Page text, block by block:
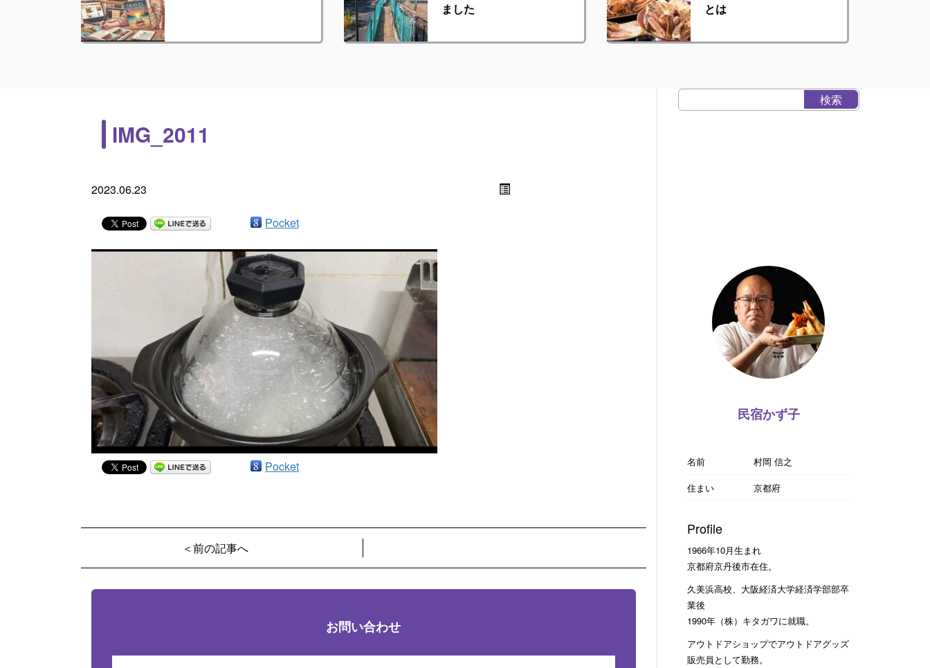
ました
とは
IMG_2011
2023.06.23
Pocket
Pocket
＜前の記事へ
お問い合わせ
民宿かず子
名前
村岡 信之
住まい
京都府
Profile
1966年10月生まれ
京都府京丹後市在住。
久美浜高校、大阪経済大学経済学部部卒
業後
1990年（株）キタガワに就職。
アウトドアショップでアウトドアグッズ
販売員として勤務。